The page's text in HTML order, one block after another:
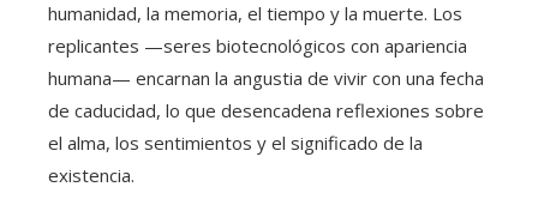
humanidad, la memoria, el tiempo y la muerte. Los
replicantes —seres biotecnológicos con apariencia
humana— encarnan la angustia de vivir con una fecha
de caducidad, lo que desencadena reflexiones sobre
el alma, los sentimientos y el significado de la
existencia.